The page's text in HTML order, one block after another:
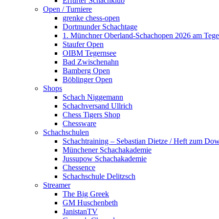
Open / Turniere
grenke chess-open
Dortmunder Schachtage
1. Münchner Oberland-Schachopen 2026 am
Staufer Open
OIBM Tegernsee
Bad Zwischenahn
Bamberg Open
Böblinger Open
Shops
Schach Niggemann
Schachversand Ullrich
Chess Tigers Shop
Chessware
Schachschulen
Schachtraining – Sebastian Dietze / Heft zum
Münchener Schachakademie
Jussupow Schachakademie
Chessence
Schachschule Delitzsch
Streamer
The Big Greek
GM Huschenbeth
JanistanTV